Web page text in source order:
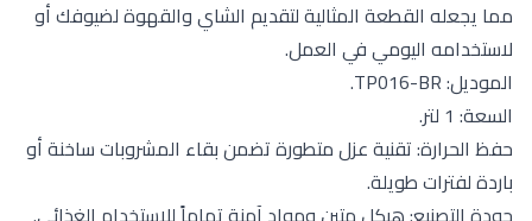
مما يجعله القطعة المثالية لتقديم الشاي والقهوة لضيوفك أو
لاستخدامه اليومي في العمل.
الموديل: TP016-BR.
السعة: 1 لتر.
حفظ الحرارة: تقنية عزل متطورة تضمن بقاء المشروبات ساخنة أو
باردة لفترات طويلة.